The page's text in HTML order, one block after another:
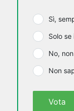
Sì,
Solo
No,
Non
Vota